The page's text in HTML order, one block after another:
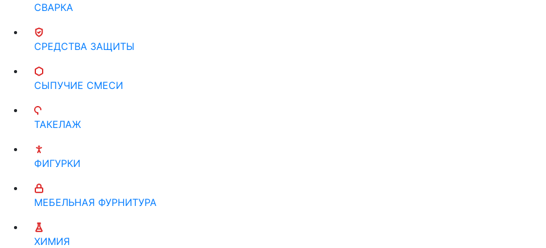
СВАРКА
СРЕДСТВА ЗАЩИТЫ
СЫПУЧИЕ СМЕСИ
ТАКЕЛАЖ
ФИГУРКИ
МЕБЕЛЬНАЯ ФУРНИТУРА
ХИМИЯ